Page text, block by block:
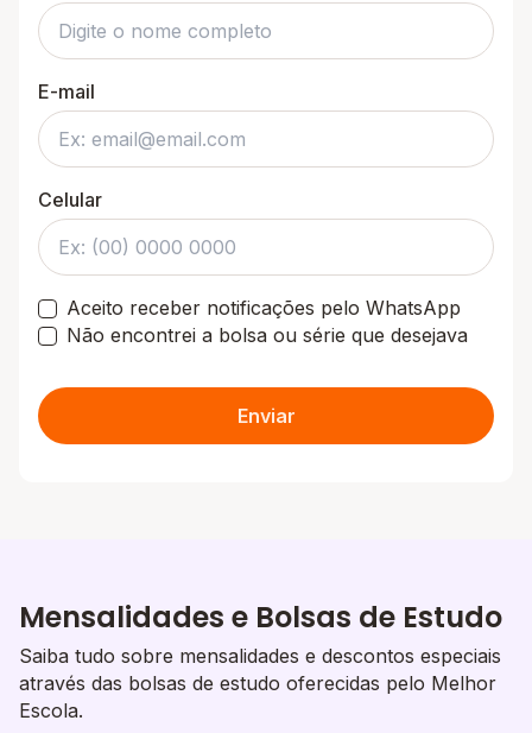
E-mail
Celular
Aceito receber notificações pelo WhatsApp
Não encontrei a bolsa ou série que desejava
Enviar
Mensalidades e Bolsas de Estudo
Saiba tudo sobre mensalidades e descontos especiais
através das bolsas de estudo oferecidas pelo Melhor
Escola.